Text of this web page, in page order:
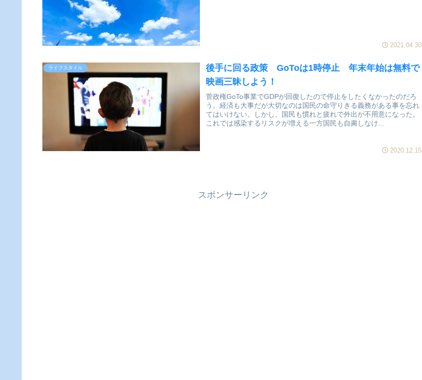
2021.04.30
ライフスタイル
後手に回る政策 GoToは1時停止 年末年始は無料で
映画三昧しよう！
菅政権GoTo事業でGDPが回復したので停止をしたくなかったのだろ
う。経済も大事だが大切なのは国民の命守りきる義務がある事を忘れ
てはいけない。しかし、国民も慣れと疲れで外出が不用意になった。
これでは感染するリスクが増える一方国民も自粛しなけ...
2020.12.15
スポンサーリンク